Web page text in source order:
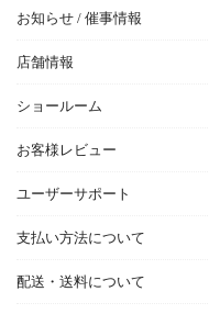
お知らせ / 催事情報
店舗情報
ショールーム
お客様レビュー
ユーザーサポート
支払い方法について
配送・送料について